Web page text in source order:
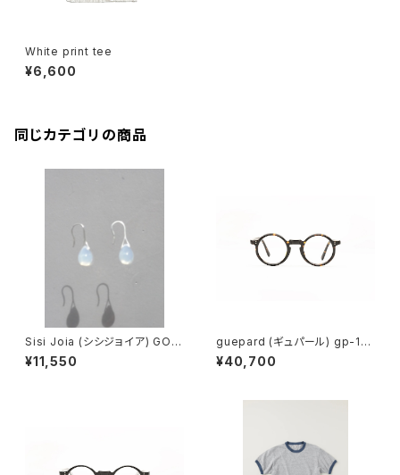
White print tee
¥6,600
同じカテゴリの商品
Sisi Joia (シシジョイア) GOT
A Mini earrings (Opaline w
hite)
¥11,550
guepard (ギュパール) gp-11
ecaille (clear lens) メガネ
¥40,700